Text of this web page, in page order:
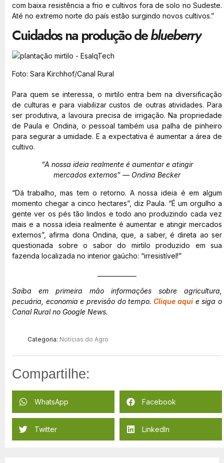
com baixa resistência a frio e cultivos fora de solo no Sudeste.
Até no extremo norte do país estão surgindo novos cultivos.”
Cuidados na produção deblueberry
Foto: Sara Kirchhof/Canal Rural
Para quem se interessa, o mirtilo entra bem na diversificação
de culturas e para viabilizar custos de outras atividades. Para
ser produtiva, a lavoura precisa de irrigação. Na propriedade
de Paula e Ondina, o pessoal também usa palha de pinheiro
para segurar a umidade. E a expectativa é aumentar a área de
cultivo.
“A nossa ideia realmente é aumentar e atingir
mercados externos” — Ondina Becker
“Dá trabalho, mas tem o retorno. A nossa ideia é em algum
momento chegar a cinco hectares”, diz Paula. “É um orgulho a
gente ver os pés tão lindos e todo ano produzindo cada vez
mais e a nossa ideia realmente é aumentar e atingir mercados
externos”, afirma dona Ondina, que, a saber, é direta ao ser
questionada sobre o sabor do mirtilo produzido em sua
fazenda localizada no interior gaúcho: “irresistível!”
Saiba em primeira mão informações sobre agricultura,
pecuária, economia e previsão do tempo.Clique aquie siga o
Canal Rural no Google News.
Categoria: Notícias do Agro
Compartilhe:
WhatsApp Facebook
Twitter LinkedIn